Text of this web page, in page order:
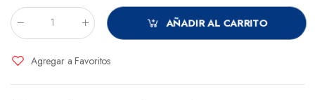
Cantidad
AÑADIR AL CARRITO
Agregar a Favoritos